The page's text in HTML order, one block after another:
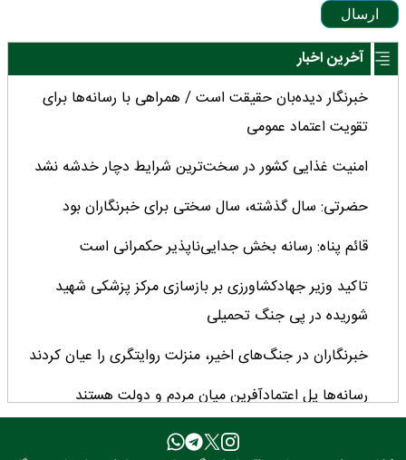
ارسال
آخرین اخبار
خبرنگار دیده‌بان حقیقت است / همراهی با رسانه‌ها برای
تقویت اعتماد عمومی
امنیت غذایی کشور در سخت‌ترین شرایط دچار خدشه نشد
حضرتی: سال گذشته، سال سختی برای خبرنگاران بود
قائم پناه: رسانه بخش جدایی‌ناپذیر حکمرانی است
تاکید وزیر جهادکشاورزی بر بازسازی مرکز پزشکی شهید
شوریده در پی جنگ تحمیلی
خبرنگاران در جنگ‌های اخیر، منزلت روایتگری را عیان کردند
رسانه‌ها پل اعتمادآفرین میان مردم و دولت هستند